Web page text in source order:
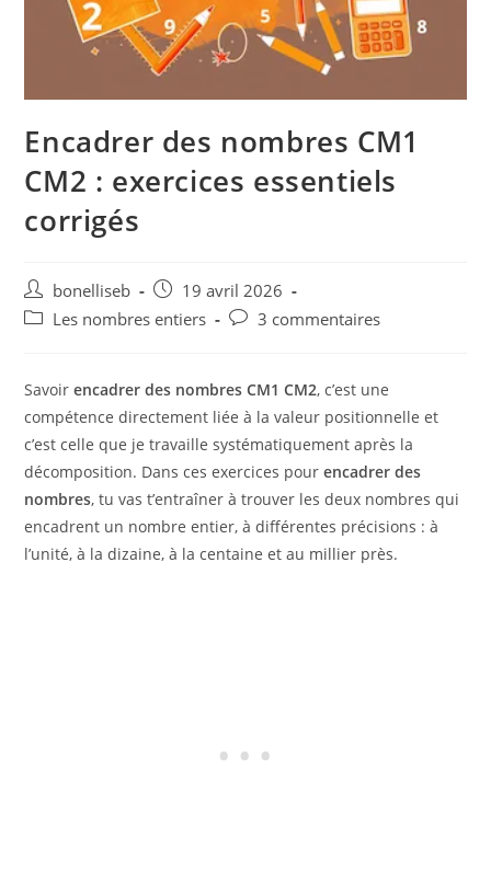
Encadrer des nombres CM1
CM2 : exercices essentiels
corrigés
bonelliseb
19 avril 2026
Les nombres entiers
3 commentaires
Savoirencadrer des nombres CM1 CM2, c’est une
compétence directement liée à la valeur positionnelle et
c’est celle que je travaille systématiquement après la
décomposition. Dans ces exercices pourencadrer des
nombres, tu vas t’entraîner à trouver les deux nombres qui
encadrent un nombre entier, à différentes précisions : à
l’unité, à la dizaine, à la centaine et au millier près.